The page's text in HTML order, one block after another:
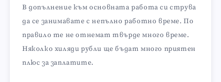
В допълнение към основната работа си струва
да се занимавате с непълно работно време. По
правило те не отнемат твърде много време.
Няколко хиляди рубли ще бъдат много приятен
плюс за заплатите.